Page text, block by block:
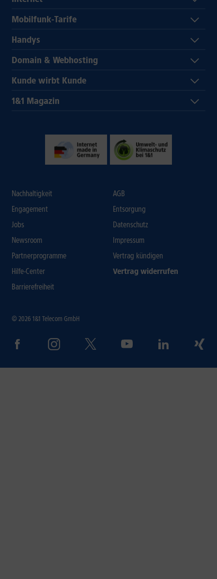
Mobilfunk-Tarife
Handys
Domain & Webhosting
Kunde wirbt Kunde
1&1 Magazin
Nachhaltigkeit
Engagement
Jobs
Newsroom
Partnerprogramme
Hilfe-Center
Barrierefreiheit
AGB
Entsorgung
Datenschutz
Impressum
Vertrag kündigen
Vertrag widerrufen
© 2026 1&1 Telecom GmbH